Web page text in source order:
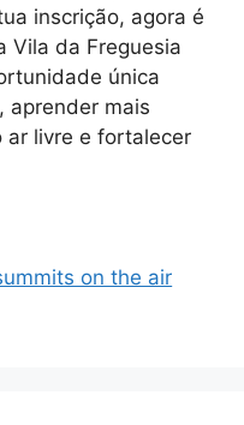
inscrição, agora é
Vila da Freguesia
única
aprender mais
ar livre e fortalecer
on the air